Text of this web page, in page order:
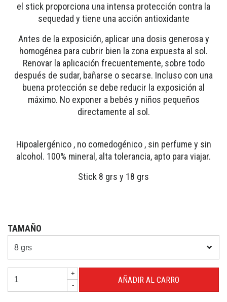
el stick proporciona una intensa protección contra la
sequedad y tiene una acción antioxidante
Antes de la exposición, aplicar una dosis generosa y
homogénea para cubrir bien la zona expuesta al sol.
Renovar la aplicación frecuentemente, sobre todo
después de sudar, bañarse o secarse. Incluso con una
buena protección se debe reducir la exposición al
máximo. No exponer a bebés y niños pequeños
directamente al sol.
Hipoalergénico , no comedogénico , sin perfume y sin
alcohol. 100% mineral, alta tolerancia, apto para viajar.
Stick 8 grs y 18 grs
TAMAÑO
+
-